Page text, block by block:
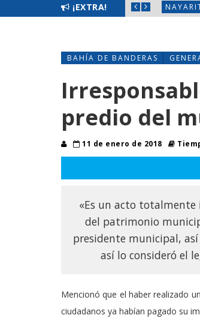
¡EXTRA!
BIENESTAR EN NAYARIT
BAHÍA DE BANDERAS
predio del
11 de enero de 2018
«Es un acto totalmente
del patrimonio
presidente municipal,
así lo consideró el
Mencionó que el haber realizado
ciudadanos ya habían pagado su